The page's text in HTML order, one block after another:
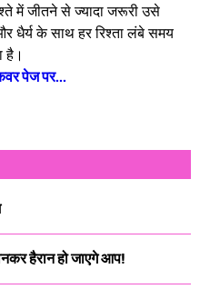
में जीतने से ज्यादा जरूरी उसे
धैर्य के साथ हर रिश्ता लंबे समय
है।
पेज पर...
हैरान हो जाएगे आप!